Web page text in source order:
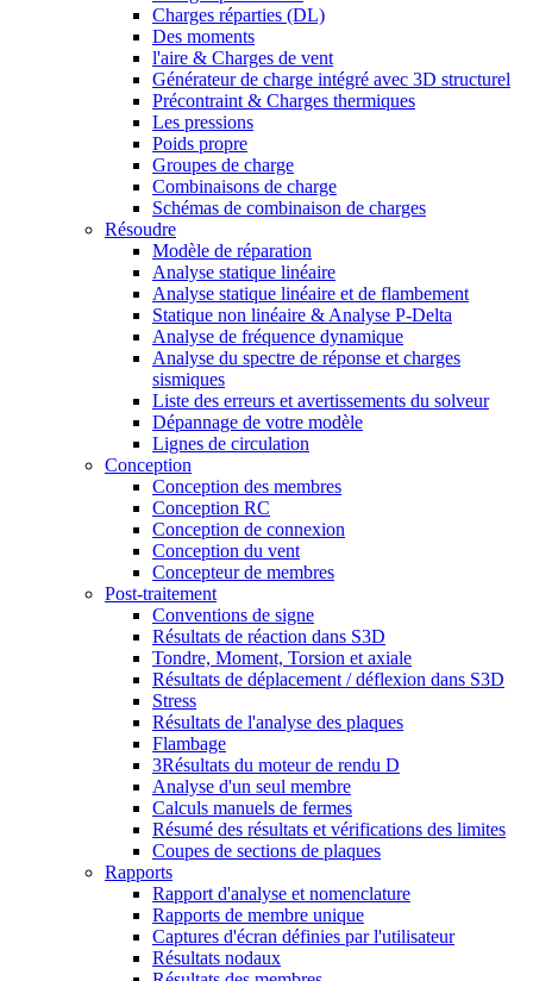
Charges réparties (DL)
Des moments
l'aire & Charges de vent
Générateur de charge intégré avec 3D structurel
Précontraint & Charges thermiques
Les pressions
Poids propre
Groupes de charge
Combinaisons de charge
Schémas de combinaison de charges
Résoudre
Modèle de réparation
Analyse statique linéaire
Analyse statique linéaire et de flambement
Statique non linéaire & Analyse P-Delta
Analyse de fréquence dynamique
Analyse du spectre de réponse et charges
sismiques
Liste des erreurs et avertissements du solveur
Dépannage de votre modèle
Lignes de circulation
Conception
Conception des membres
Conception RC
Conception de connexion
Conception du vent
Concepteur de membres
Post-traitement
Conventions de signe
Résultats de réaction dans S3D
Tondre, Moment, Torsion et axiale
Résultats de déplacement / déflexion dans S3D
Stress
Résultats de l'analyse des plaques
Flambage
3Résultats du moteur de rendu D
Analyse d'un seul membre
Calculs manuels de fermes
Résumé des résultats et vérifications des limites
Coupes de sections de plaques
Rapports
Rapport d'analyse et nomenclature
Rapports de membre unique
Captures d'écran définies par l'utilisateur
Résultats nodaux